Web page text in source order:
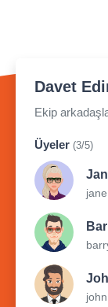
Davet
Ekip
Üyeler (3/5)